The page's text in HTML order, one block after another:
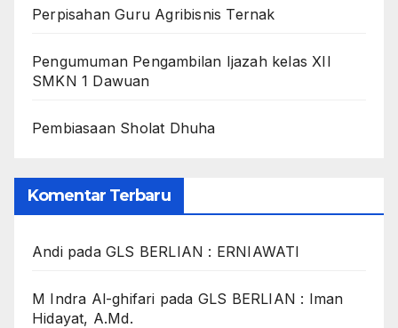
Perpisahan Guru Agribisnis Ternak
Pengumuman Pengambilan Ijazah kelas XII
SMKN 1 Dawuan
Pembiasaan Sholat Dhuha
Komentar Terbaru
AndipadaGLS BERLIAN : ERNIAWATI
M Indra Al-ghifari pada GLS BERLIAN : Iman
Hidayat, A.Md.